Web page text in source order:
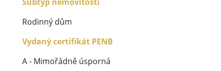
Rodinný dům
Vydaný certifikát PENB
A - Mimořádně úsporná